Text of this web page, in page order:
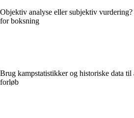
Objektiv analyse eller subjektiv
for boksning
Brug kampstatistikker og historiske data til
forløb